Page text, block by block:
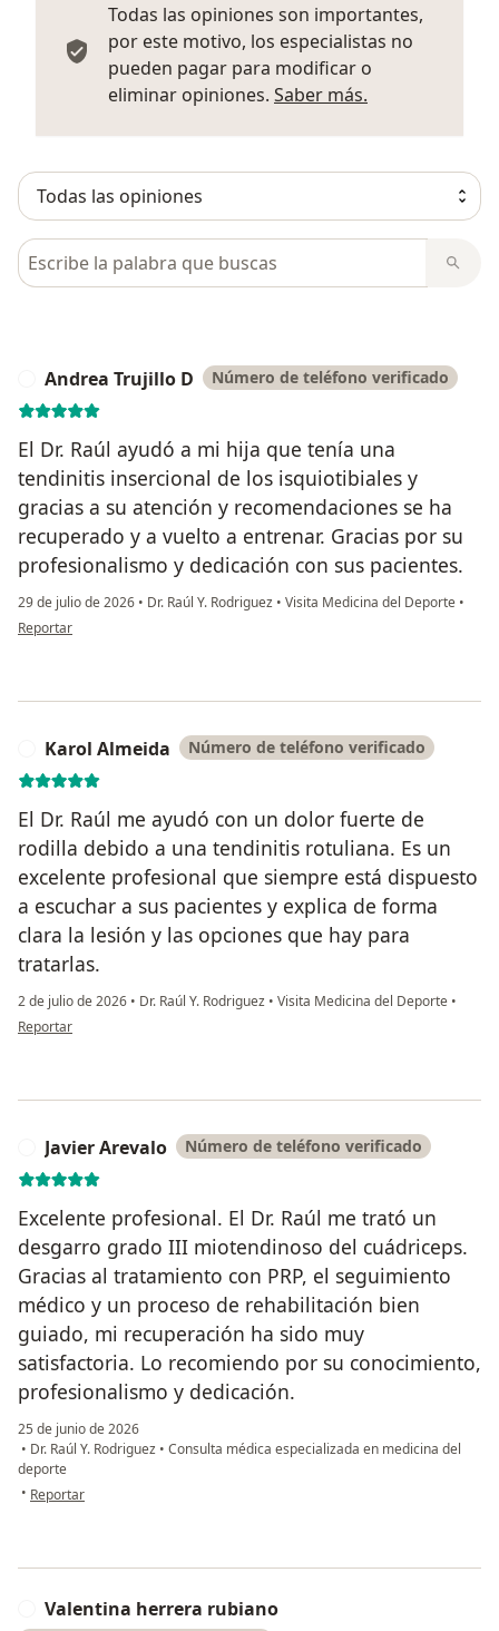
Todas las opiniones son importantes,
por este motivo, los especialistas no
pueden pagar para modificar o
eliminar opiniones. Saber más.
Busca en opiniones
Andrea Trujillo D Número de teléfono verificado
El Dr. Raúl ayudó a mi hija que tenía una
tendinitis insercional de los isquiotibiales y
gracias a su atención y recomendaciones se ha
recuperado y a vuelto a entrenar. Gracias por su
profesionalismo y dedicación con sus pacientes.
29 de julio de 2026 • Dr. Raúl Y. Rodriguez • Visita Medicina del Deporte •
en opinión del usuario Andrea Trujillo D
Reportar
Karol Almeida Número de teléfono verificado
El Dr. Raúl me ayudó con un dolor fuerte de
rodilla debido a una tendinitis rotuliana. Es un
excelente profesional que siempre está dispuesto
a escuchar a sus pacientes y explica de forma
clara la lesión y las opciones que hay para
tratarlas.
2 de julio de 2026 • Dr. Raúl Y. Rodriguez • Visita Medicina del Deporte •
en opinión del usuario Karol Almeida
Reportar
Javier Arevalo Número de teléfono verificado
Excelente profesional. El Dr. Raúl me trató un
desgarro grado III miotendinoso del cuádriceps.
Gracias al tratamiento con PRP, el seguimiento
médico y un proceso de rehabilitación bien
guiado, mi recuperación ha sido muy
satisfactoria. Lo recomiendo por su conocimiento,
profesionalismo y dedicación.
25 de junio de 2026
• Dr. Raúl Y. Rodriguez • Consulta médica especializada en medicina del
deporte
• en opinión del usuario Javier Arevalo
Reportar
Valentina herrera rubiano